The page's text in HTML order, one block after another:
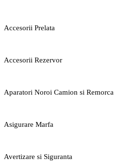
Accesorii Prelata
Accesorii Rezervor
Aparatori Noroi Camion si Remorca
Asigurare Marfa
Avertizare si Siguranta